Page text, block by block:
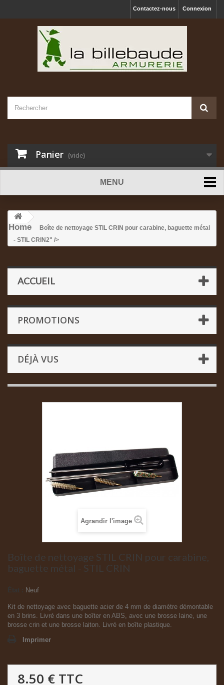
Connexion
Contactez-nous
Panier (vide)
MENU
Home
Boîte de nettoyage STIL CRIN pour carabine, baguette métal
- STIL CRIN2" />
ACCUEIL
PROMOTIONS
DÉJÀ VUS
Agrandir l'image
Boîte de nettoyage STIL CRIN pour carabine,
baguette métal - STIL CRIN
Neuf
Kit de nettoyage avec baguette acier de 4 mm de diamètre démontable
en 3 brins. Livré dans une boîter en ABS, avec une brosse laine, une
brosse crin et une brosse laiton. Livré en boîte plastique.
Imprimer
8.50 € TTC